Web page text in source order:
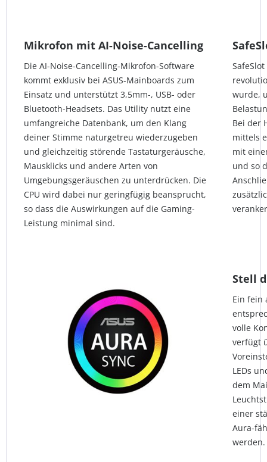
Mikrofon mit AI-Noise-Cancelling
Die AI-Noise-Cancelling-Mikrofon-Software
kommt exklusiv bei ASUS-Mainboards zum
Einsatz und unterstützt 3,5mm-, USB- oder
Bluetooth-Headsets. Das Utility nutzt eine
umfangreiche Datenbank, um den Klang
deiner Stimme naturgetreu wiederzugeben
und gleichzeitig störende Tastaturgeräusche,
Mausklicks und andere Arten von
Umgebungsgeräuschen zu unterdrücken. Die
CPU wird dabei nur geringfügig beansprucht,
so dass die Auswirkungen auf die Gaming-
Leistung minimal sind.
wurde,
Bei der
mittels
mit
und so
Stell
Ein fein
volle
verfügt
LEDs
dem
einer
Aura-
werden.